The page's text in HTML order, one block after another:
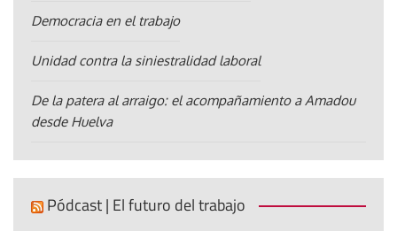
Democracia en el trabajo
Unidad contra la siniestralidad laboral
De la patera al arraigo: el acompañamiento a Amadou
desde Huelva
Pódcast | El futuro del trabajo